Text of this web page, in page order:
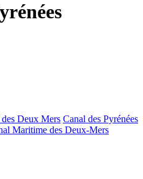
Deux Mers Canal des Pyrénées
Maritime des Deux-Mers